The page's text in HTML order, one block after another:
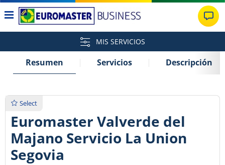
MIS SERVICIOS
Resumen Servicios Descripción
Select
Euromaster Valverde del
Majano Servicio La Union
Segovia